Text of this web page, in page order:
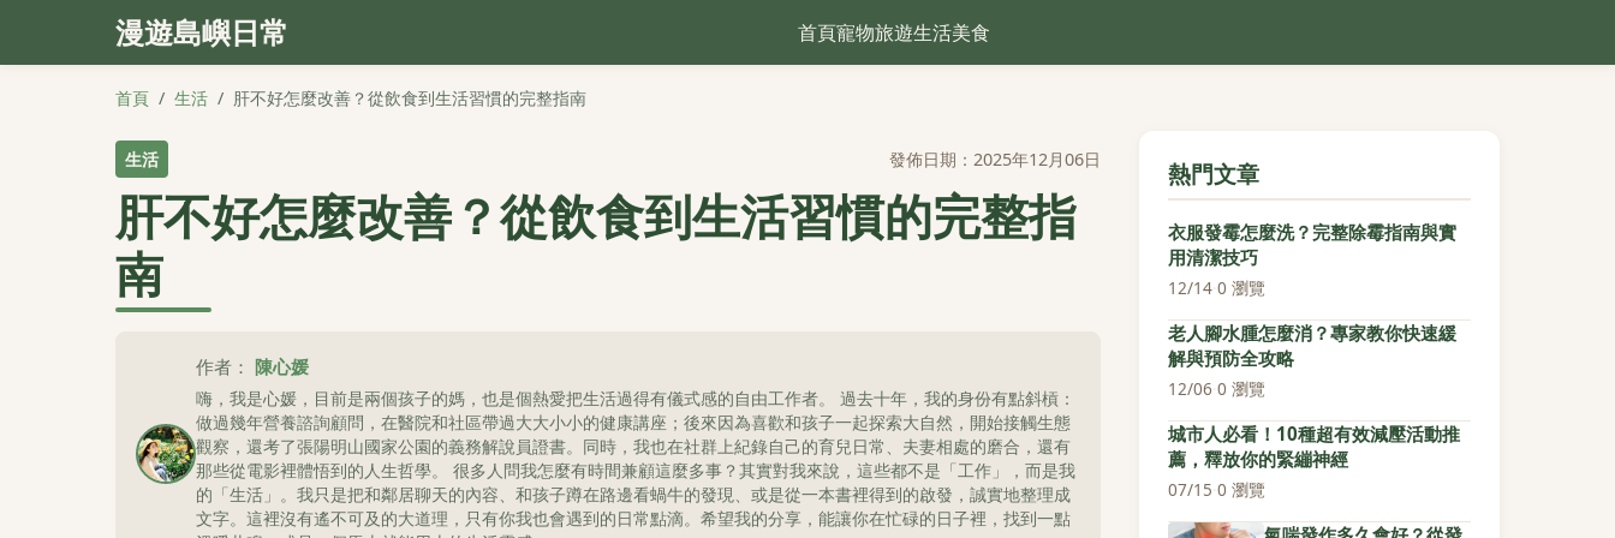
漫遊島嶼日常 首頁寵物旅遊生活美食
首頁 / 生活 / 肝不好怎麼改善？從飲食到生活習慣的完整指南
生活 發佈日期：2025年12月06日
肝不好怎麼改善？從飲食到生活習慣的完整指
南
作者： 陳心媛
嗨，我是心媛，目前是兩個孩子的媽，也是個熱愛把生活過得有儀式感的自由工作者。 過去十年，我的身份有點斜槓：
做過幾年營養諮詢顧問，在醫院和社區帶過大大小小的健康講座；後來因為喜歡和孩子一起探索大自然，開始接觸生態
觀察，還考了張陽明山國家公園的義務解說員證書。同時，我也在社群上紀錄自己的育兒日常、夫妻相處的磨合，還有
那些從電影裡體悟到的人生哲學。 很多人問我怎麼有時間兼顧這麼多事？其實對我來說，這些都不是「工作」，而是我
的「生活」。我只是把和鄰居聊天的內容、和孩子蹲在路邊看蝸牛的發現、或是從一本書裡得到的啟發，誠實地整理成
文字。這裡沒有遙不可及的大道理，只有你我也會遇到的日常點滴。希望我的分享，能讓你在忙碌的日子裡，找到一點
熱門文章
衣服發霉怎麼洗？完整除霉指南與實
用清潔技巧
12/14·0 瀏覽
老人腳水腫怎麼消？專家教你快速緩
解與預防全攻略
12/06·0 瀏覽
城市人必看！10種超有效減壓活動推
薦，釋放你的緊繃神經
07/15·0 瀏覽